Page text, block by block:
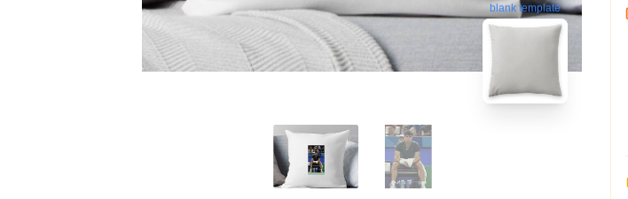
blank template